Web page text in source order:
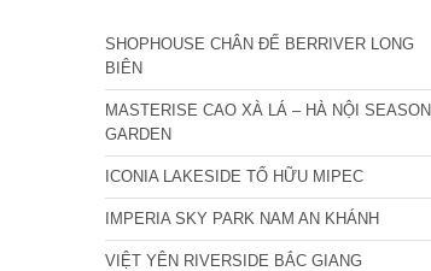
SHOPHOUSE CHÂN ĐẾ BERRIVER LONG
BIÊN
MASTERISE CAO XÀ LÁ – HÀ NỘI SEASON
GARDEN
ICONIA LAKESIDE TỐ HỮU MIPEC
IMPERIA SKY PARK NAM AN KHÁNH
VIỆT YÊN RIVERSIDE BẮC GIANG